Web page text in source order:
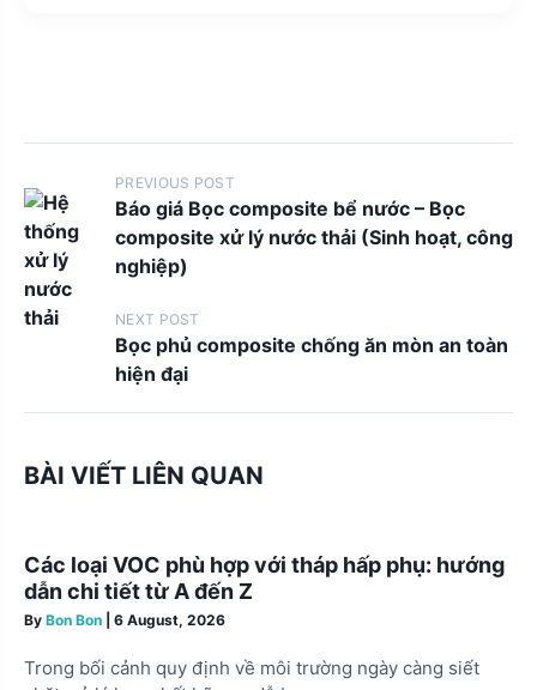
P
o
s
t
s
a
i
a
t
i
o
PREVIOUS POST
Báo giá Bọc composite bể nước – Bọc
composite xử lý nước thải (Sinh hoạt, công
nghiệp)
NEXT POST
Bọc phủ composite chống ăn mòn an toàn
hiện đại
BÀI VIẾT LIÊN QUAN
Các loại VOC phù hợp với tháp hấp phụ: hướng
dẫn chi tiết từ A đến Z
By Bon Bon 6 August, 2026
Trong bối cảnh quy định về môi trường ngày càng siết